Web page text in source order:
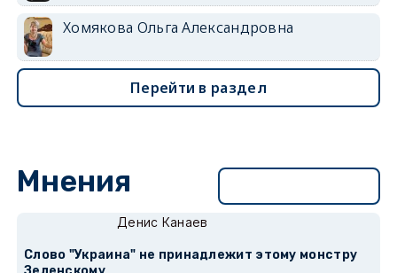
Хомякова Ольга Александровна
Перейти в раздел
Мнения
Денис Канаев
Слово "Украина" не принадлежит этому монстру